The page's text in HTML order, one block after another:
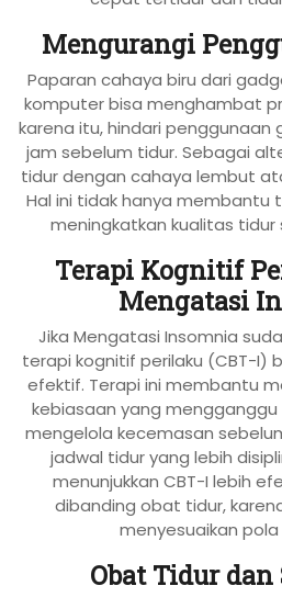
Mengurangi
Paparan cahaya biru dari
komputer bisa menghambat
karena itu, hindari
jam sebelum tidur. Sebagai
tidur dengan cahaya lembut
Hal ini tidak hanya membantu
meningkatkan kualitas tidur
Terapi Kognitif
Mengatasi
Jika Mengatasi Insomnia
terapi kognitif perilaku (CBT-I)
efektif. Terapi ini membantu
kebiasaan yang mengganggu
mengelola kecemasan
jadwal tidur yang lebih
menunjukkan CBT-I lebih
dibanding obat tidur,
menyesuaikan
Obat Tidur dan